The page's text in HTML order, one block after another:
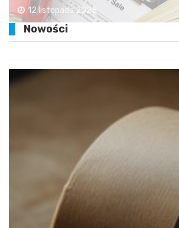
12 listopada 2025
Nowości